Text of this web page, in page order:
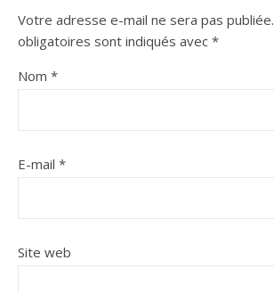
Votre adresse e-mail ne sera pas publiée.
obligatoires sont indiqués avec *
Nom *
E-mail *
Site web